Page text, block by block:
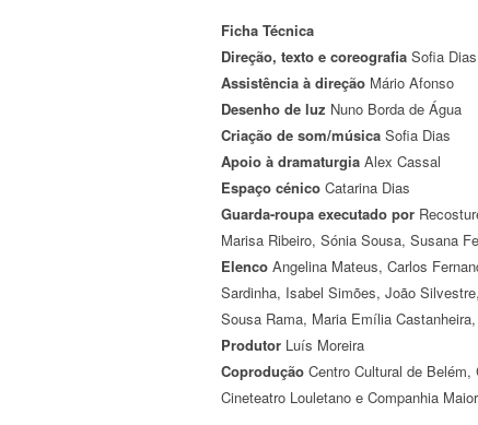
Ficha Técnica
Direção, texto e coreografia Sofia
Assistência à direção Mário Afonso
Desenho de luz Nuno Borda de Água
Criação de som/música Sofia Dias
Apoio à dramaturgia Alex Cassal
Espaço cénico Catarina Dias
Guarda-roupa executado por
Marisa Ribeiro, Sónia Sousa, Susana
Elenco Angelina Mateus, Carlos
Sardinha, Isabel Simões, João
Sousa Rama, Maria Emília
Produtor Luís Moreira
Coprodução Centro Cultural de
Cineteatro Louletano e Companhia Maior